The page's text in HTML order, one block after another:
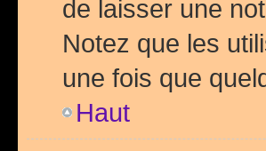
de laisser une
Notez que les
une fois que
Haut